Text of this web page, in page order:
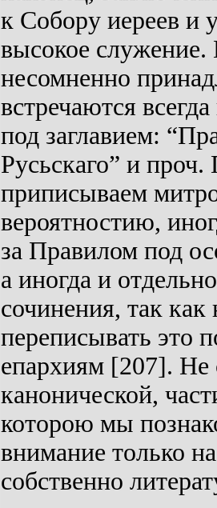
к Собору иереев и
высокое служение.
несомненно
встречаются
под заглавием:
Русьскаго” и
приписываем
вероятностию,
за Правилом под
а иногда и
сочинения, так
переписывать это
епархиям [207]. Не
канонической,
которою мы
внимание только
собственно